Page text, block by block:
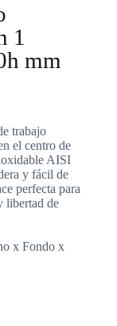
1
mm
trabajo
el centro de
AISI
y fácil de
perfecta para
libertad de
x Fondo x